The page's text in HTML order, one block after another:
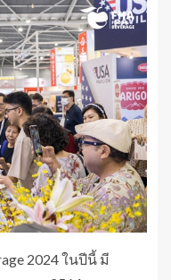
2024 ในปีนี้ มี